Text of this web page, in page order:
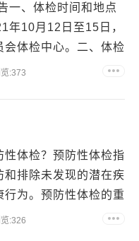
一、体检时间和地点
年10月12日至15日，
体检中心。二、体检
加体检通知书。...
:373
体检？预防性体检指
和排除未发现的潜在疾
为。预防性体检的重
疗疾病，提高生命质
:326